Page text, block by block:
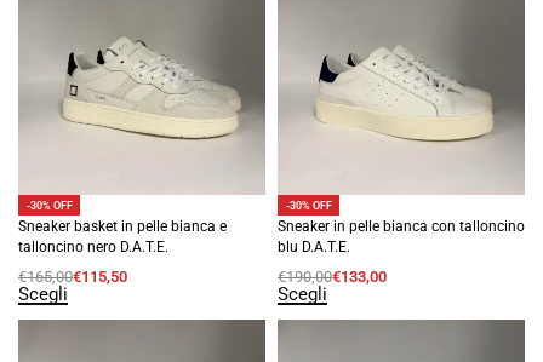
-30% OFF
Sneaker basket in pelle bianca e
talloncino nero D.A.T.E.
€165,00€115,50
Scegli
-30% OFF
Sneaker in pelle bianca con talloncino
blu D.A.T.E.
€190,00€133,00
Scegli